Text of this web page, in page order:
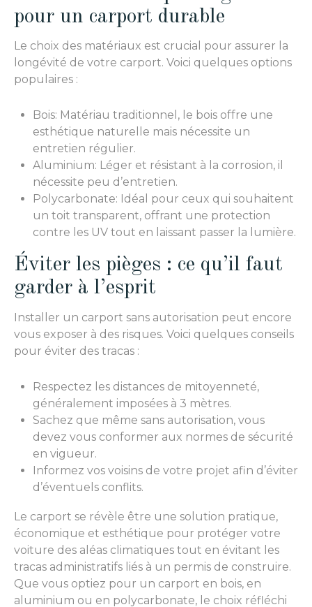
pour un carport durable
Le choix des matériaux est crucial pour assurer la
longévité de votre carport. Voici quelques options
populaires :
Bois: Matériau traditionnel, le bois offre une
esthétique naturelle mais nécessite un
entretien régulier.
Aluminium: Léger et résistant à la corrosion, il
nécessite peu d’entretien.
Polycarbonate: Idéal pour ceux qui souhaitent
un toit transparent, offrant une protection
contre les UV tout en laissant passer la lumière.
Éviter les pièges : ce qu’il faut
garder à l’esprit
Installer un carport sans autorisation peut encore
vous exposer à des risques. Voici quelques conseils
pour éviter des tracas :
Respectez les distances de mitoyenneté,
généralement imposées à 3 mètres.
Sachez que même sans autorisation, vous
devez vous conformer aux normes de sécurité
en vigueur.
Informez vos voisins de votre projet afin d’éviter
d’éventuels conflits.
Le carport se révèle être une solution pratique,
économique et esthétique pour protéger votre
voiture des aléas climatiques tout en évitant les
tracas administratifs liés à un permis de construire.
Que vous optiez pour un carport en bois, en
aluminium ou en polycarbonate, le choix réfléchi